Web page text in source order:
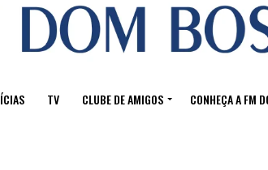
TV CLUBE DE AMIGOS CONHEÇA A FM